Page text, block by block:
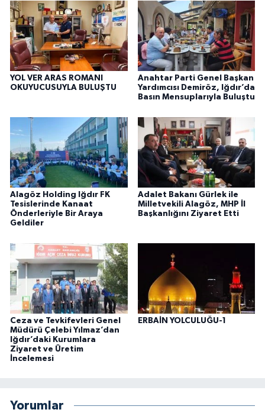
YOL VER ARAS ROMANI
OKUYUCUSUYLA BULUŞTU
Anahtar Parti Genel Başkan
Yardımcısı Demiröz, Iğdır’da
Basın Mensuplarıyla Buluştu
Alagöz Holding Iğdır FK
Tesislerinde Kanaat
Önderleriyle Bir Araya
Geldiler
Adalet Bakanı Gürlek ile
Milletvekili Alagöz, MHP İl
Başkanlığını Ziyaret Etti
Ceza ve Tevkifevleri Genel
Müdürü Çelebi Yılmaz’dan
Iğdır’daki Kurumlara
Ziyaret ve Üretim
İncelemesi
ERBAİN YOLCULUĞU-1
Yorumlar